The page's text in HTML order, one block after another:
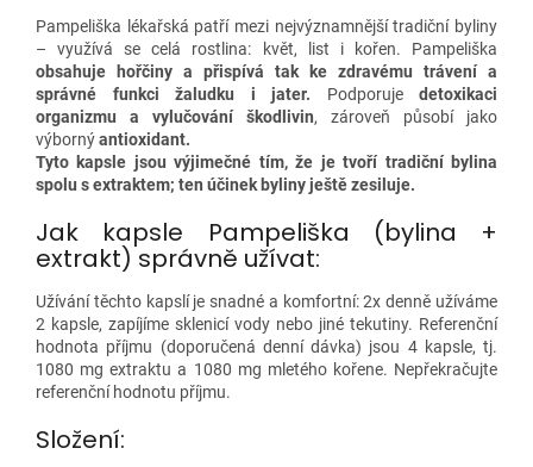
Pampeliška lékařská patří mezi nejvýznamnější tradiční byliny
– využívá se celá rostlina: květ, list i kořen. Pampeliška
obsahuje hořčiny a přispívá tak ke zdravému trávení a
správné funkci žaludku i jater. Podporuje detoxikaci
organizmu a vylučování škodlivin, zároveň působí jako
výbornýantioxidant.
Tyto kapsle jsou výjimečné tím, že je tvoří tradiční bylina
spolu s extraktem; ten účinek byliny ještě zesiluje.
Jak kapsle Pampeliška (bylina +
extrakt) správně užívat:
Užívání těchto kapslí je snadné a komfortní: 2x denně užíváme
2 kapsle, zapíjíme sklenicí vody nebo jiné tekutiny. Referenční
hodnota příjmu (doporučená denní dávka) jsou 4 kapsle, tj.
1080 mg extraktu a 1080 mg mletého kořene. Nepřekračujte
referenční hodnotu příjmu.
Složení: